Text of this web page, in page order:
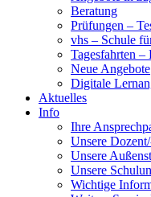
Beratung
Prüfungen –
vhs – Schule
Tagesfahrten –
Neue Angebote
Digitale
Aktuelles
Info
Ihre
Unsere
Unsere
Unsere
Wichtige